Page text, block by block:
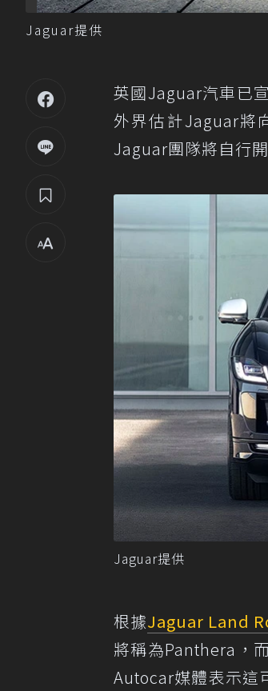
Jaguar提供
英國Jaguar汽車已
外界估計Jaguar將
Jaguar團隊將自行
Jaguar提供
根據Jaguar Land
將稱為Panthera，
Autocar媒體表示這